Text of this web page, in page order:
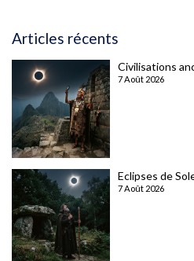
Articles récents
Civilisations
7 Août 2026
Eclipses de
7 Août 2026